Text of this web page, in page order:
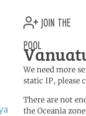
join the
pool
We need more
static IP, please
There are not
the Oceania